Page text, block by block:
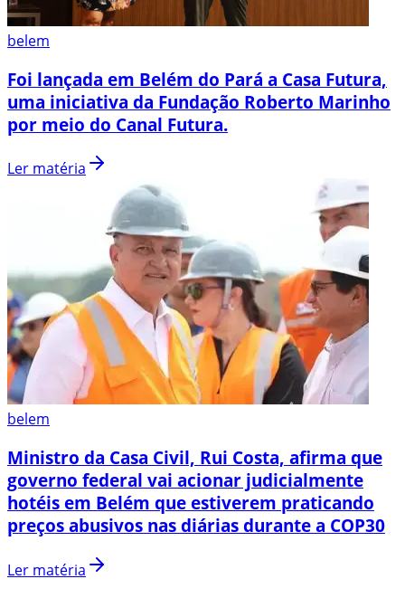
belem
Foi lançada em Belém do Pará a Casa Futura,
uma iniciativa da Fundação Roberto Marinho
por meio do Canal Futura.
Ler matéria
belem
Ministro da Casa Civil, Rui Costa, afirma que
governo federal vai acionar judicialmente
hotéis em Belém que estiverem praticando
preços abusivos nas diárias durante a COP30
Ler matéria